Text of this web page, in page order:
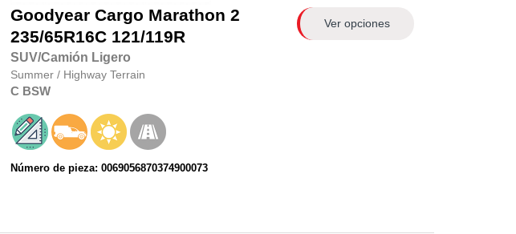
Goodyear Cargo Marathon 2
235/65R16C121/119R
SUV/Camión Ligero
Summer / Highway Terrain
C BSW
Número de pieza: 0069056870374900073
Ver opciones